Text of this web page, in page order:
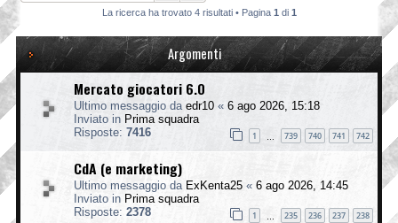
La ricerca ha trovato 4 risultati • Pagina 1 di 1
Argomenti
Mercato giocatori 6.0
Ultimo messaggio da edr10 « 6 ago 2026, 15:18
Inviato in Prima squadra
Risposte: 7416 1 739 740 741 742
CdA (e marketing)
Ultimo messaggio da ExKenta25 « 6 ago 2026, 14:45
Inviato in Prima squadra
Risposte: 2378 1 235 236 237 238